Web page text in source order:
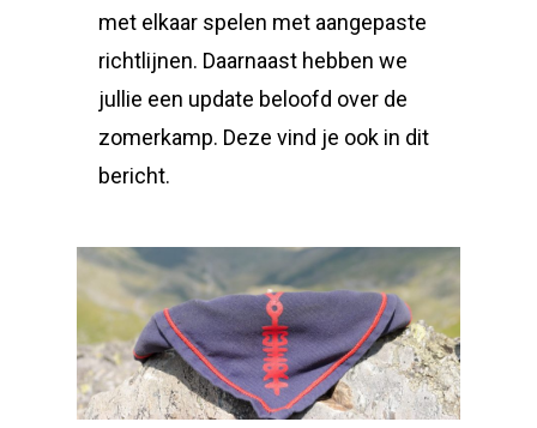
met elkaar spelen met aangepaste
richtlijnen. Daarnaast hebben we
jullie een update beloofd over de
zomerkamp. Deze vind je ook in dit
bericht.